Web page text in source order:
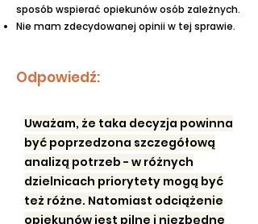
sposób wspierać opiekunów osób zależnych.
Nie mam zdecydowanej opinii w tej sprawie.
Odpowiedź:
Uważam, że taka decyzja powinna
być poprzedzona szczegółową
analizą potrzeb - w różnych
dzielnicach priorytety mogą być
też różne. Natomiast odciążenie
opiekunów jest pilne i niezbędne